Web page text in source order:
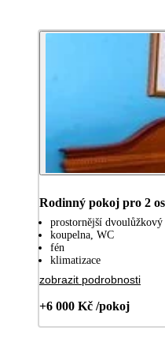
Rodinný pokoj pro 2
prostornější
koupelna, WC
fén
klimatizace
zobrazit podrobnosti
+6 000 Kč /pokoj